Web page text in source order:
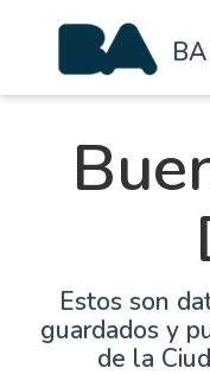
Estos son
guardados y
de la